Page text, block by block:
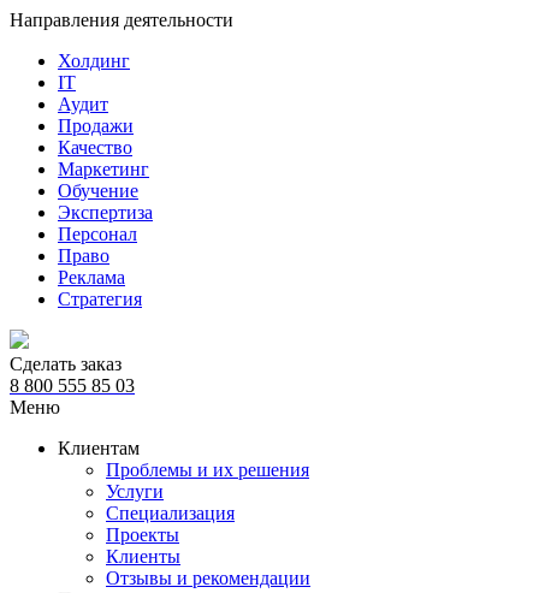
Направления деятельности
Холдинг
IT
Аудит
Продажи
Качество
Маркетинг
Обучение
Экспертиза
Персонал
Право
Реклама
Стратегия
Сделать заказ
8 800 555 85 03
Меню
Клиентам
Проблемы и их решения
Услуги
Специализация
Проекты
Клиенты
Отзывы и рекомендации